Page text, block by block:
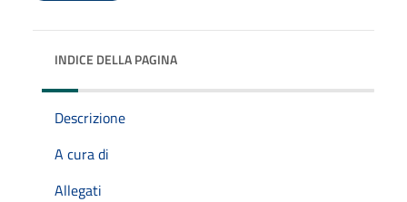
INDICE DELLA PAGINA
Descrizione
A cura di
Allegati